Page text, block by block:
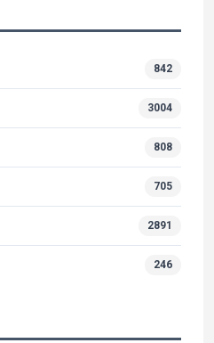
842
3004
808
705
2891
246